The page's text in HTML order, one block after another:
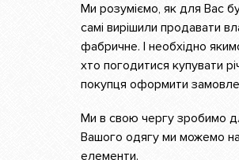
Ми розуміємо, як для Вас
самі вирішили продавати
фабричне. І необхідно
хто погодитися купувати
покупця оформити
Ми в свою чергу зробимо
Вашого одягу ми можемо
елементи.